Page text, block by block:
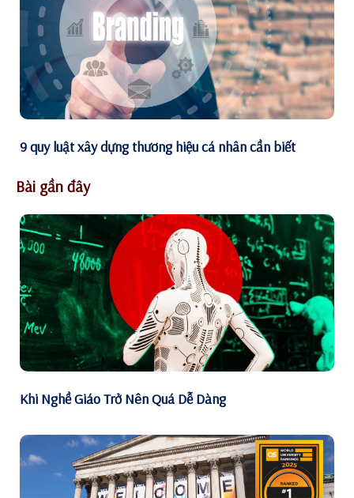
9 quy luật xây dựng thương hiệu cá nhân cần biết
Bài gần đây
Khi Nghề Giáo Trở Nên Quá Dễ Dàng